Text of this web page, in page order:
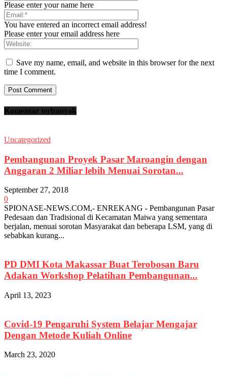
Please enter your name here
You have entered an incorrect email address!
Please enter your email address here
Save my name, email, and website in this browser for the next
time I comment.
Komentar terbanyak
Uncategorized
Pembangunan Proyek Pasar Maroangin dengan
Anggaran 2 Miliar lebih Menuai Sorotan...
September 27, 2018
0
SPIONASE-NEWS.COM,- ENREKANG - Pembangunan Pasar
Pedesaan dan Tradisional di Kecamatan Maiwa yang sementara
berjalan, menuai sorotan Masyarakat dan beberapa LSM, yang di
sebabkan kurang...
PD DMI Kota Makassar Buat Terobosan Baru
Adakan Workshop Pelatihan Pembangunan...
April 13, 2023
Covid-19 Pengaruhi System Belajar Mengajar
Dengan Metode Kuliah Online
March 23, 2020